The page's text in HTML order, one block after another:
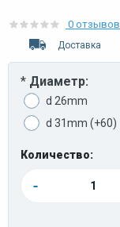
0 отзывов
Доставка
* Диаметр:
d 26mm
d 31mm (+60)
Количество:
-